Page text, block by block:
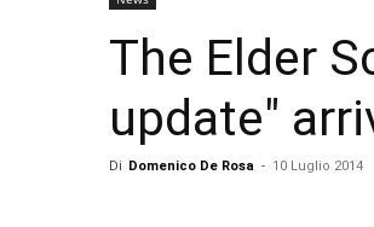
The Elder
update"
Di Domenico De Rosa - 10 Luglio 2014